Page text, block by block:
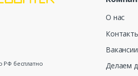
РФ бесплатно
О нас
Вакансии
Делаем